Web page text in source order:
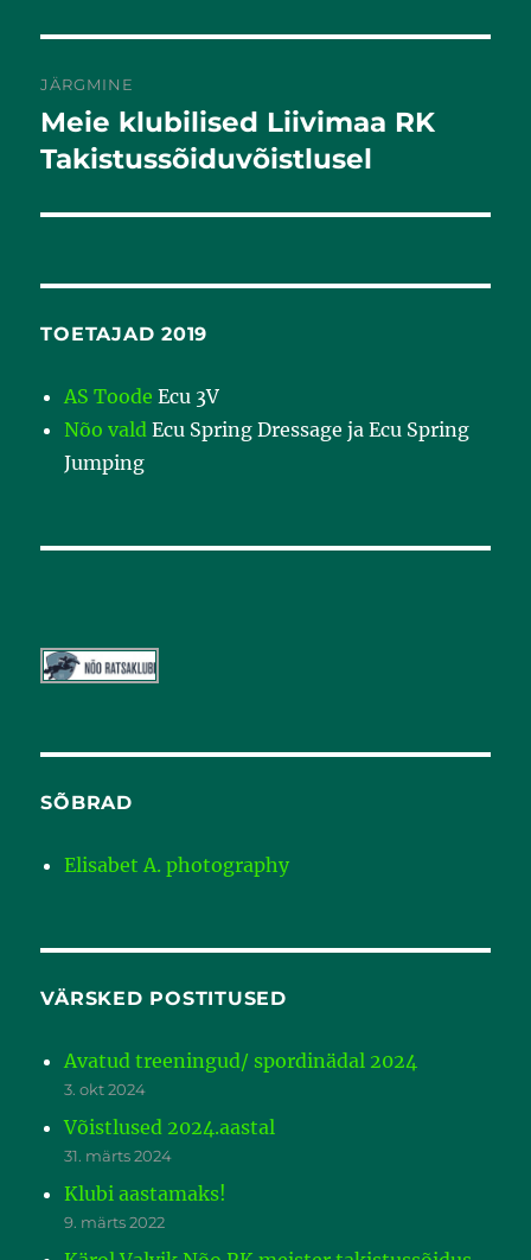
JÄRGMINE
Järgmine
postitus:
Meie klubilised Liivimaa RK
Takistussõiduvõistlusel
TOETAJAD 2019
AS Toode Ecu 3V
Nõo vald Ecu Spring Dressage ja Ecu Spring
Jumping
SÕBRAD
Elisabet A. photography
VÄRSKED POSTITUSED
Avatud treeningud/ spordinädal 2024
3. okt 2024
Võistlused 2024.aastal
31. märts 2024
Klubi aastamaks!
9. märts 2022